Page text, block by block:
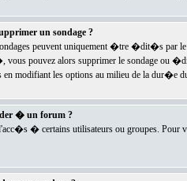
un sondage ?
peuvent uniquement �tre �dit�s par
vous pouvez alors supprimer le sondage ou
en modifiant les options au milieu de la dur�e
� un forum ?
� certains utilisateurs ou groupes. Pour